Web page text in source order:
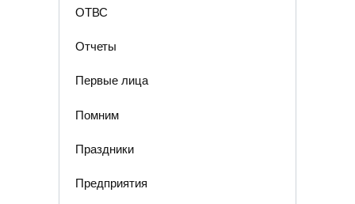
ОТВС
Отчеты
Первые лица
Помним
Праздники
Предприятия